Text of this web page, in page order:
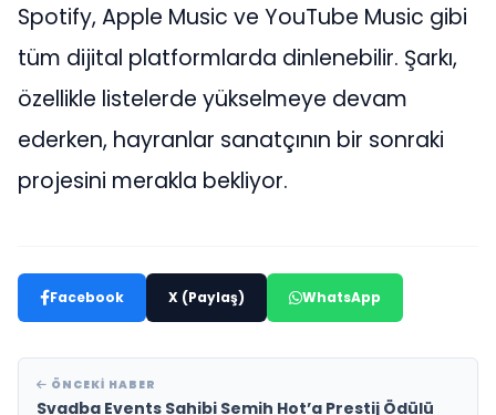
Spotify, Apple Music ve YouTube Music gibi
tüm dijital platformlarda dinlenebilir. Şarkı,
özellikle listelerde yükselmeye devam
ederken, hayranlar sanatçının bir sonraki
projesini merakla bekliyor.
Facebook X (Paylaş) WhatsApp
ÖNCEKI HABER
Svadba Events Sahibi Semih Hot’a Prestij Ödülü